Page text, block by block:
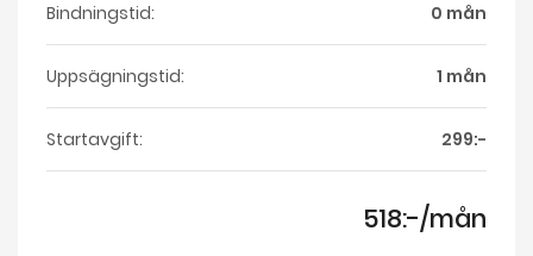
Bindningstid: 0 mån
Uppsägningstid: 1 mån
Startavgift: 299:-
518:-/mån